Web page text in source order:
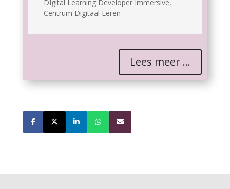
DIgital Learning Developer Immersive,
Centrum Digitaal Leren
Lees meer ...